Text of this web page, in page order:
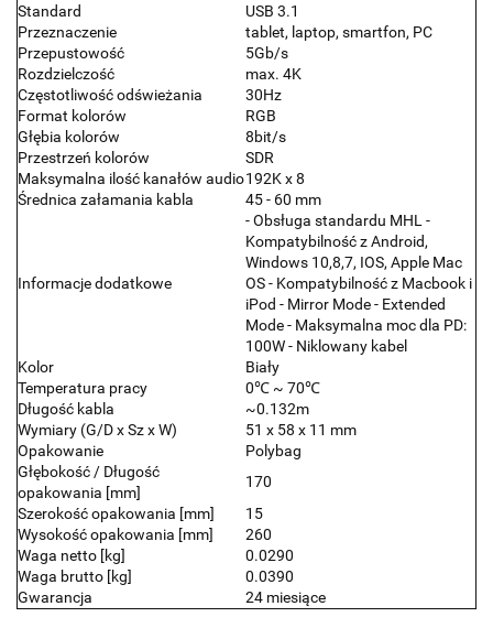
Standard
USB 3.1
Przeznaczenie
tablet, laptop, smartfon, PC
Przepustowość
5Gb/s
Rozdzielczość
max. 4K
Częstotliwość odświeżania
30Hz
Format kolorów
RGB
Głębia kolorów
8bit/s
Przestrzeń kolorów
SDR
Maksymalna ilość kanałów audio192K x 8
Średnica załamania kabla
45 - 60 mm
Informacje dodatkowe
- Obsługa standardu MHL -
Kompatybilność z Android,
Windows 10,8,7, IOS, Apple Mac
OS - Kompatybilność z Macbook i
iPod - Mirror Mode - Extended
Mode - Maksymalna moc dla PD:
100W - Niklowany kabel
Kolor
Biały
Temperatura pracy
0℃ ~ 70℃
Długość kabla
~0.132m
Wymiary (G/D x Sz x W)
51 x 58 x 11 mm
Opakowanie
Polybag
Głębokość / Długość
opakowania [mm]
170
Szerokość opakowania [mm]
15
Wysokość opakowania [mm]
260
Waga netto [kg]
0.0290
Waga brutto [kg]
0.0390
Gwarancja
24 miesiące